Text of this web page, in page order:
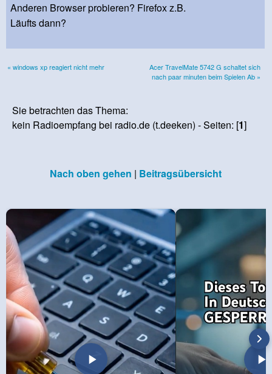
Anderen Browser probieren? Firefox z.B.
Läufts dann?
« windows xp reagiert nicht mehr
Acer TravelMate 5742 G schaltet sich
nach paar minuten beim Spielen Ab »
Sie betrachten das Thema:
kein Radioempfang bei radio.de (t.deeken) - Seiten: [1]
Nach oben gehen | Beitragsübersicht